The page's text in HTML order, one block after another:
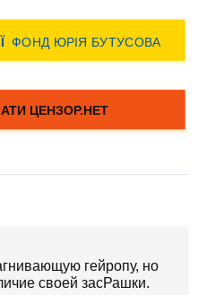
гейропу, но
своей засРашки.